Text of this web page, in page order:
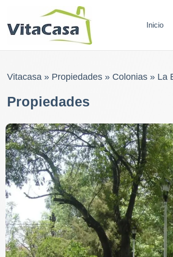
Inicio
Vitacasa» Propiedades» Colonias» La
Propiedades